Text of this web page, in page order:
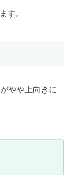
す。
やや上向きに